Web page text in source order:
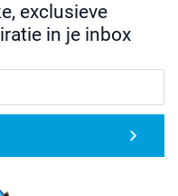
exclusieve
in je inbox